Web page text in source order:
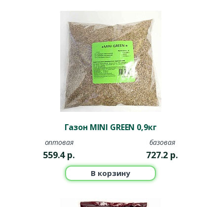
Газон MINI GREEN 0,9кг
оптовая
559.4 р.
базовая
727.2 р.
В корзину